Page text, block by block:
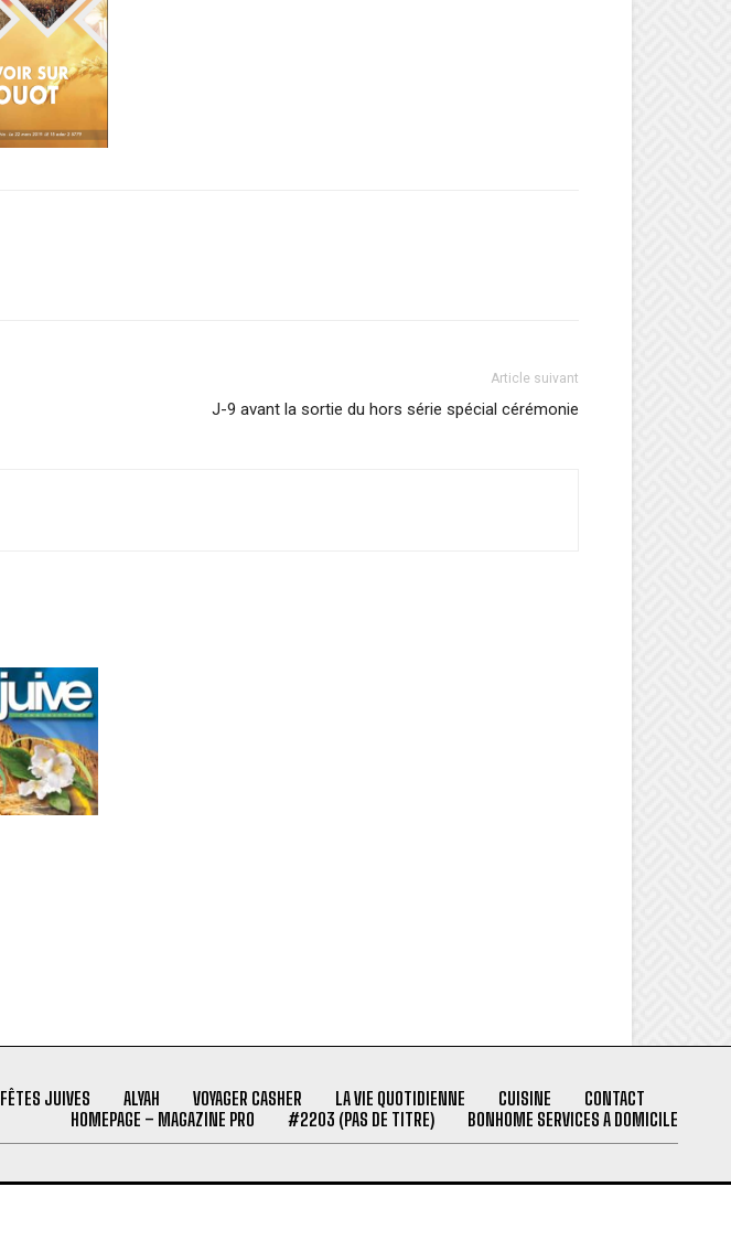
Article suivant
J-9 avant la sortie du hors série spécial cérémonie
FÊTES JUIVES ALYAH VOYAGER CASHER LA VIE QUOTIDIENNE CUISINE
CONTACT
HOMEPAGE – MAGAZINE PRO
#2203 (PAS DE TITRE) BONHOME SERVICES A DOMICILE